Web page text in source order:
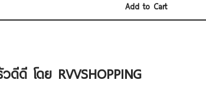
Add to Cart
วดีดี โดย RVVSHOPPING